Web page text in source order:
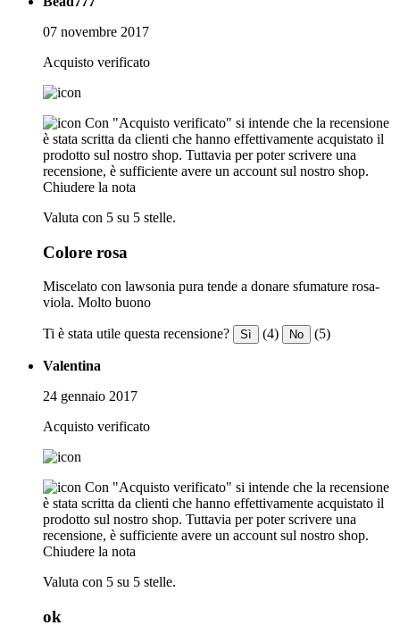
07 novembre 2017
Acquisto verificato
Con "Acquisto verificato" si intende che la recensione
è stata scritta da clienti che hanno effettivamente acquistato il
prodotto sul nostro shop. Tuttavia per poter scrivere una
recensione, è sufficiente avere un account sul nostro shop.
Chiudere la nota
Valuta con 5 su 5 stelle.
Colore rosa
Miscelato con lawsonia pura tende a donare sfumature rosa-
viola. Molto buono
Ti è stata utile questa recensione? Sì (4) No (5)
Valentina
24 gennaio 2017
Acquisto verificato
Con "Acquisto verificato" si intende che la recensione
è stata scritta da clienti che hanno effettivamente acquistato il
prodotto sul nostro shop. Tuttavia per poter scrivere una
recensione, è sufficiente avere un account sul nostro shop.
Chiudere la nota
Valuta con 5 su 5 stelle.
ok